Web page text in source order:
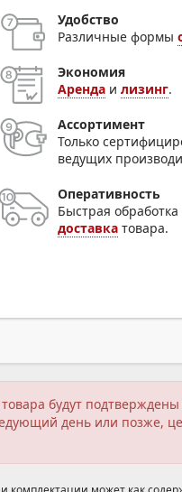
Удобство
Различные формы
Экономия
Аренда илизинг.
Ассортимент
Только
ведущих
Оперативность
Быстрая обработка
доставка товара.
будут
день или позже,